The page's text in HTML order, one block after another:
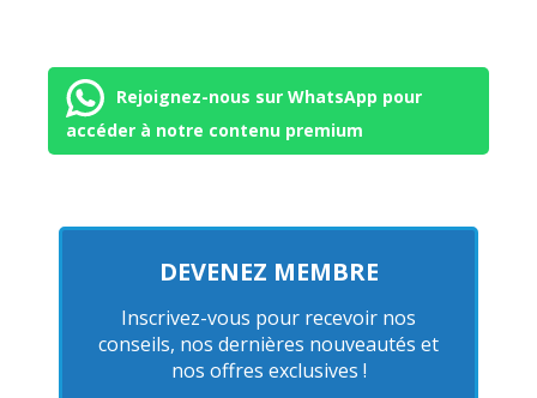
Rejoignez-nous sur WhatsApp pour
accéder à notre contenu premium
DEVENEZ MEMBRE
Inscrivez-vous pour recevoir nos
conseils, nos dernières nouveautés et
nos offres exclusives !